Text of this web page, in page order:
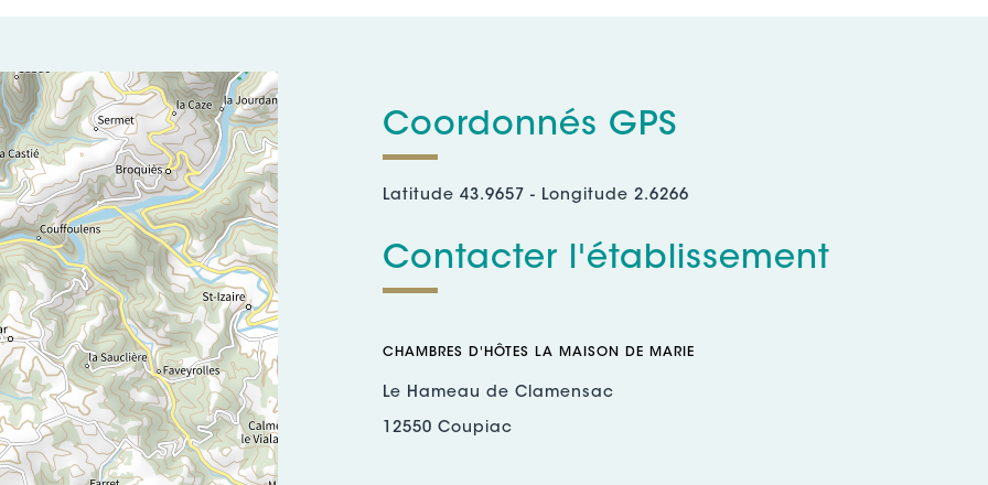
Coordonnés GPS
Latitude 43.9657 - Longitude 2.6266
Contacter l'établissement
CHAMBRES D'HÔTES LA MAISON DE MARIE
Le Hameau de Clamensac
12550 Coupiac